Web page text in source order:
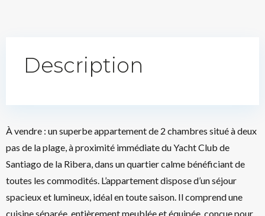
Description
À vendre : un superbe appartement de 2 chambres situé à deux
pas de la plage, à proximité immédiate du Yacht Club de
Santiago de la Ribera, dans un quartier calme bénéficiant de
toutes les commodités. L’appartement dispose d’un séjour
spacieux et lumineux, idéal en toute saison. Il comprend une
cuisine séparée, entièrement meublée et équipée, conçue pour